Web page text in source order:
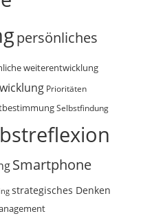
persönliches
weiterentwicklung
Prioritäten
Selbstfindung
Smartphone
strategisches Denken